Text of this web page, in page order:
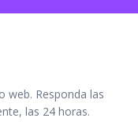
web. Responda las
las 24 horas.